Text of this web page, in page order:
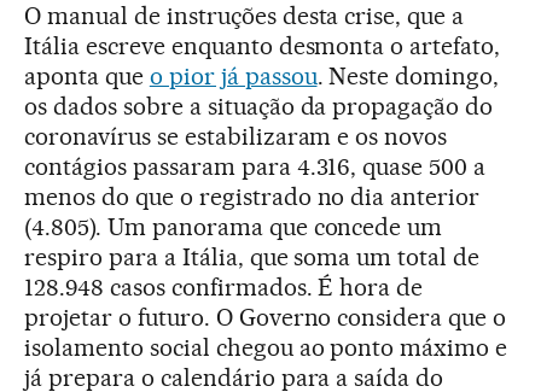
O manual de instruções desta crise, que a
Itália escreve enquanto desmonta o artefato,
aponta que o pior já passou. Neste domingo,
os dados sobre a situação da propagação do
coronavírus se estabilizaram e os novos
contágios passaram para 4.316, quase 500 a
menos do que o registrado no dia anterior
(4.805). Um panorama que concede um
respiro para a Itália, que soma um total de
128.948 casos confirmados. É hora de
projetar o futuro. O Governo considera que o
isolamento social chegou ao ponto máximo e
já prepara o calendário para a saída do